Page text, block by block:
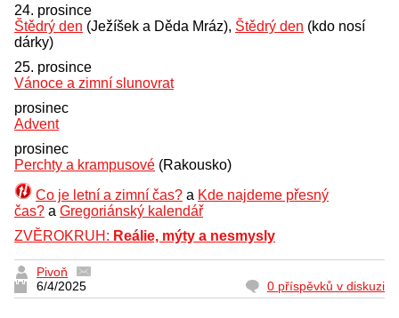
24. prosince
Štědrý den (Ježíšek a Děda Mráz), Štědrý den (kdo nosí
dárky)
25. prosince
Vánoce a zimní slunovrat
prosinec
Advent
prosinec
Perchty a krampusové (Rakousko)
Co je letní a zimní čas? a Kde najdeme přesný
čas? a Gregoriánský kalendář
ZVĚROKRUH: Reálie, mýty a nesmysly
Pivoň
6/4/2025
0 příspěvků v diskuzi